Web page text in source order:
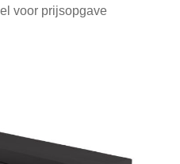
voor prijsopgave